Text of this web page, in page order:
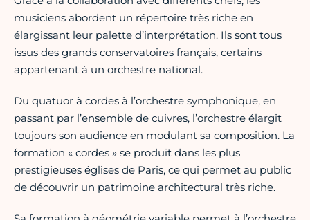
musiciens abordent un répertoire très riche en
élargissant leur palette d’interprétation. Ils sont tous
issus des grands conservatoires français, certains
appartenant à un orchestre national.
Du quatuor à cordes à l’orchestre symphonique, en
passant par l’ensemble de cuivres, l’orchestre élargit
toujours son audience en modulant sa composition. La
formation « cordes » se produit dans les plus
prestigieuses églises de Paris, ce qui permet au public
de découvrir un patrimoine architectural très riche.